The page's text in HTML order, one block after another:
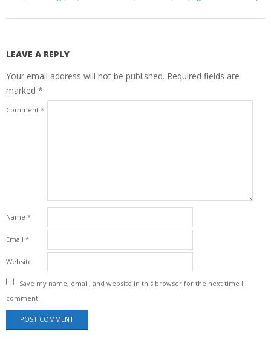
LEAVE A REPLY
Your email address will not be published. Required fields are
marked *
Comment *
Name *
Email *
Website
Save my name, email, and website in this browser for the next time I
comment.